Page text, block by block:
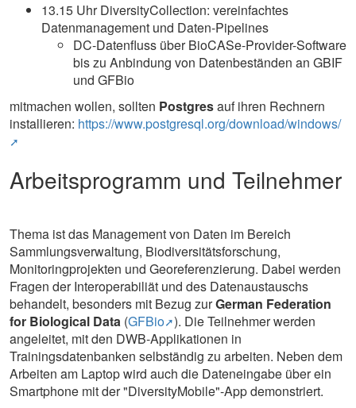
13.15 Uhr DiversityCollection: vereinfachtes
Datenmanagement und Daten-Pipelines
DC-Datenfluss über BioCASe-Provider-Software
bis zu Anbindung von Datenbeständen an GBIF
und GFBio
mitmachen wollen, sollten Postgresauf ihren Rechnern
installieren: https://www.postgresql.org/download/windows/
Arbeitsprogramm und Teilnehmer
Thema ist das Management von Daten im Bereich
Sammlungsverwaltung, Biodiversitätsforschung,
Monitoringprojekten und Georeferenzierung. Dabei werden
Fragen der Interoperabiliät und des Datenaustauschs
behandelt, besonders mit Bezug zurGerman Federation
for Biological Data (GFBio ). Die Teilnehmer werden
angeleitet, mit den DWB-Applikationen in
Trainingsdatenbanken selbständig zu arbeiten. Neben dem
Arbeiten am Laptop wird auch die Dateneingabe über ein
Smartphone mit der "DiversityMobile"-App demonstriert.